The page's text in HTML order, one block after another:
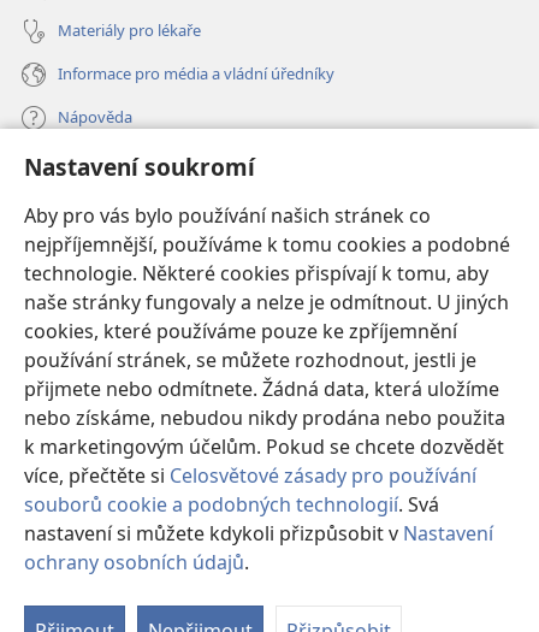
Nastavení soukromí
Aby pro vás bylo používání našich stránek co
nejpříjemnější, používáme k tomu cookies a podobné
technologie. Některé cookies přispívají k tomu, aby
naše stránky fungovaly a nelze je odmítnout. U jiných
cookies, které používáme pouze ke zpříjemnění
používání stránek, se můžete rozhodnout, jestli je
přijmete nebo odmítnete. Žádná data, která uložíme
nebo získáme, nebudou nikdy prodána nebo použita
k marketingovým účelům. Pokud se chcete dozvědět
více, přečtěte si Celosvětové zásady pro používání
souborů cookie a podobných technologií. Svá
nastavení si můžete kdykoli přizpůsobit v Nastavení
ochrany osobních údajů.
Materiály pro lékaře
Informace pro média a vládní úředníky
Nápověda
Dary
nové
okno) ONLINE KNIHOVNA Strážné věže
(otevřeno
nové
okno)JW Hub®
(otevřeno
nové
okno)JW Library
Watchtower Library
Copyright© 2026 Watch Tower Bible and Tract Society of Pennsylvania.
PODMÍNKY POUŽITÍ|OCHRANA SOUKROMÍ
SOUKROMÍ